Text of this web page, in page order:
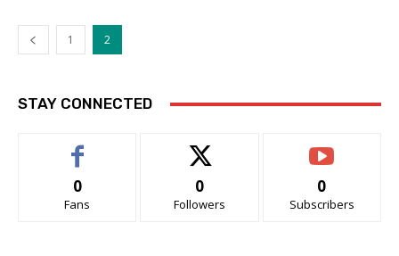
1 2
STAY CONNECTED
0
Fans
0
Followers
0
Subscribers